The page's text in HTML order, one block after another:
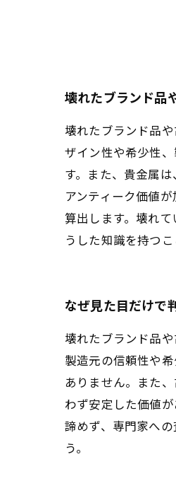
壊れたブランド品
壊れたブランド品
ザイン性や希少性
す。また、貴金属
アンティーク価値
算出します。壊れ
うした知識を持つ
なぜ見た目だけで
壊れたブランド品
製造元の信頼性や
ありません。また
わず安定した価値
諦めず、専門家へ
う。